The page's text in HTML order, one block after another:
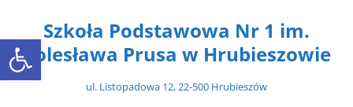
Open toolbar
treściSzkoła Podstawowa Nr 1 im.
Bolesława Prusa w Hrubieszowie
ul. Listopadowa 12, 22-500 Hrubieszów